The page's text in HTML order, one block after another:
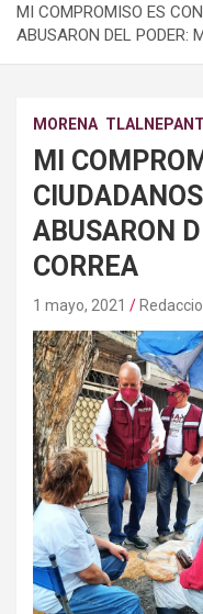
MI COMPROMISO ES
ABUSARON DEL PODER:
MORENA
MI
ABUSARON
CORREA
1 mayo, 2021